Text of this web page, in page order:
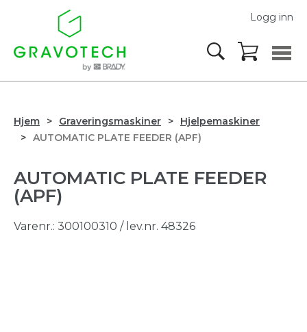
Logg inn
Hjem Graveringsmaskiner
Hjelpemaskiner
AUTOMATIC PLATE FEEDER (APF)
AUTOMATIC PLATE FEEDER
(APF)
Varenr.: 300100310 / lev.nr. 48326